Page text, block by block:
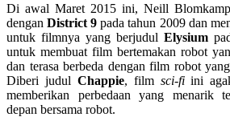
Di awal Maret 2015 ini, Neill
denganDistrict 9 pada tahun 2009 dan
untuk filmnya yang berjudul Elysium
untuk membuat film bertemakan robot
dan terasa berbeda dengan film robot
Diberi judul Chappie, film sci-fiini
memberikan perbedaan yang menarik
depan bersama robot.